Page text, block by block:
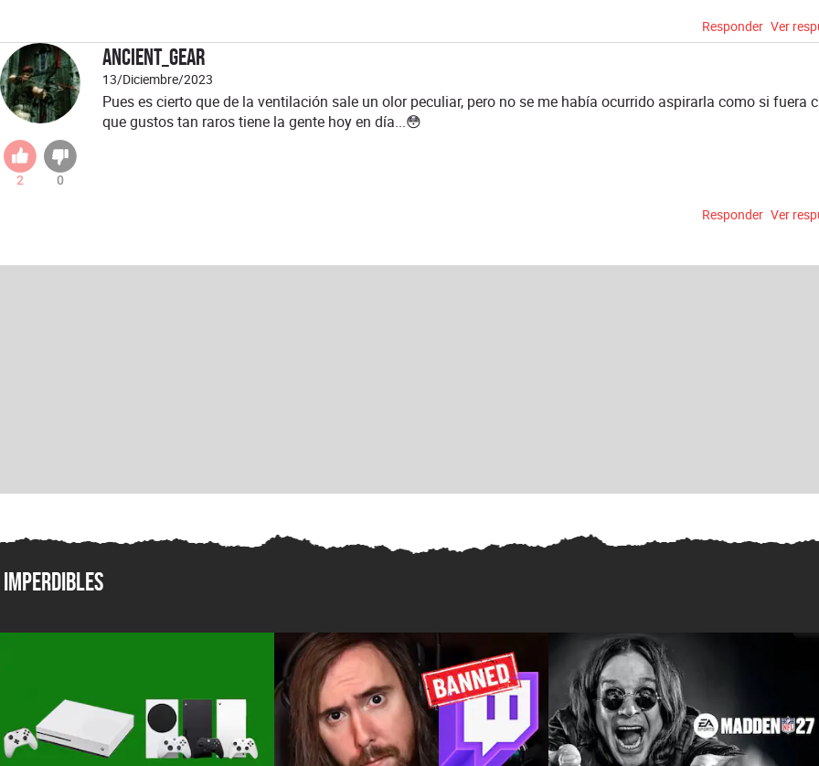
Responder Ver
Ancient_Gear
13/Diciembre/2023
2 0
Pues es cierto que de la ventilación sale un olor peculiar, pero no se me había ocurrido aspirarla como si fuera
que gustos tan raros tiene la gente hoy en día...😳
Responder Ver
Imperdibles